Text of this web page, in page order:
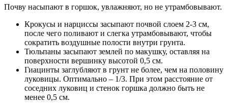
Почву насыпают в горшок, увлажняют, но не утрамбовывают.
Крокусы и нарциссы засыпают почвой слоем 2-3 см,
после чего поливают и слегка утрамбовывают, чтобы
сократить воздушные полости внутри грунта.
Тюльпаны засыпают землей по макушку, оставляя на
поверхности вершинку высотой 0,5 см.
Гиацинты заглубляют в грунт не более, чем на половину
луковицы. Оптимально – 1/3. При этом расстояние от
соседних луковиц и стенок горшка должно быть не
менее 0,5 см.